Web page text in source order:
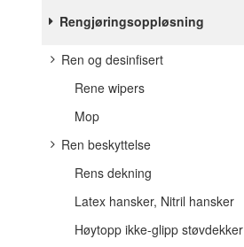
Rengjøringsoppløsning
Ren og desinfisert
Rene wipers
Mop
Ren beskyttelse
Rens dekning
Latex hansker, Nitril hansker
Høytopp ikke-glipp støvdekker